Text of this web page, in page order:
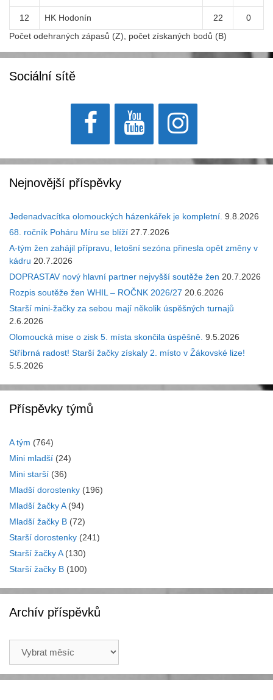
12 HK Hodonín 22
0
Počet odehraných zápasů (Z), počet získaných bodů (B)
Sociální sítě
Nejnovější příspěvky
Jedenadvacítka olomouckých házenkářek je kompletní. 9.8.2026
68. ročník Poháru Míru se blíží 27.7.2026
A-tým žen zahájil přípravu, letošní sezóna přinesla opět změny v
kádru 20.7.2026
DOPRASTAV nový hlavní partner nejvyšší soutěže žen 20.7.2026
Rozpis soutěže žen WHIL – ROČNK 2026/27 20.6.2026
Starší mini-žačky za sebou mají několik úspěšných turnajů
2.6.2026
Olomoucká mise o zisk 5. místa skončila úspěšně. 9.5.2026
Stříbrná radost! Starší žačky získaly 2. místo v Žákovské lize!
5.5.2026
Příspěvky týmů
A tým (764)
Mini mladší (24)
Mini starší (36)
Mladší dorostenky (196)
Mladší žačky A(94)
Mladší žačky B (72)
Starší dorostenky (241)
Starší žačky A(130)
Starší žačky B (100)
Archív příspěvků
příspěvků